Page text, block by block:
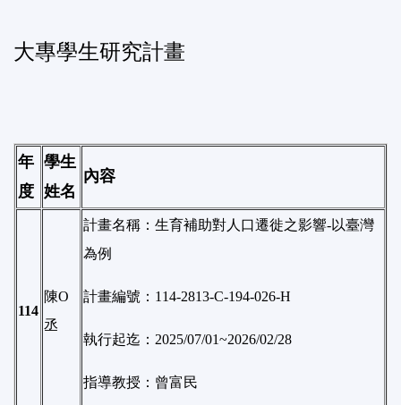
大專學生研究計畫
年
度
學生
姓名
內容
114
陳O
丞
計畫名稱：生育補助對人口遷徙之影響-以臺灣
為例
計畫編號：114-2813-C-194-026-H
執行起迄：2025/07/01~2026/02/28
指導教授：曾富民